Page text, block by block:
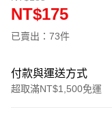
NT$175
已賣出：73件
付款與運送方式
超取滿NT$1,500免運